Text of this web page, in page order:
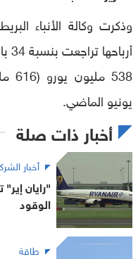
وذكرت وكالة الأنباء
يونيو الماضي.
أخبار ذات صلة
أخبار
"رايان
الوقود
طاقة